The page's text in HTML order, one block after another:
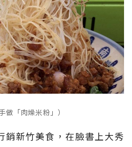
做「肉燥米粉」）
銷新竹美食，在臉書上大秀